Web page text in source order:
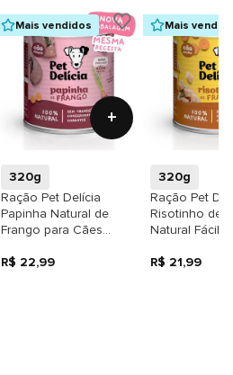
Mais vendidos
+
320g
Ração Pet Delícia
Papinha Natural de
Frango para Cães
R$ 22,99
Mais
320g
Ração Pet
Risotinho de
Natural Fácil
R$ 21,99